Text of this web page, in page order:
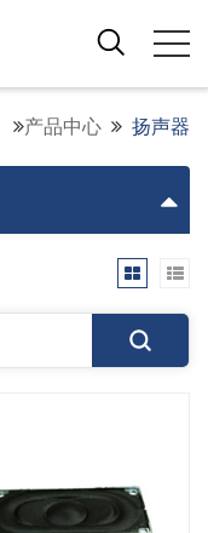
产品中心 扬声器